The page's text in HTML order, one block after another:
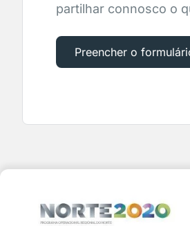
partilhar connosco o
Preencher o